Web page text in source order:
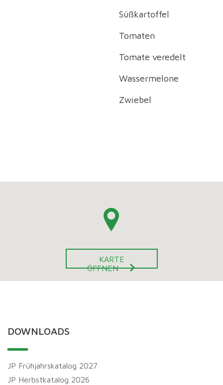
Süßkartoffel
Tomaten
Tomate veredelt
Wassermelone
Zwiebel
KARTE
ÖFFNEN
DOWNLOADS
JP Frühjahrskatalog 2027
JP Herbstkatalog 2026